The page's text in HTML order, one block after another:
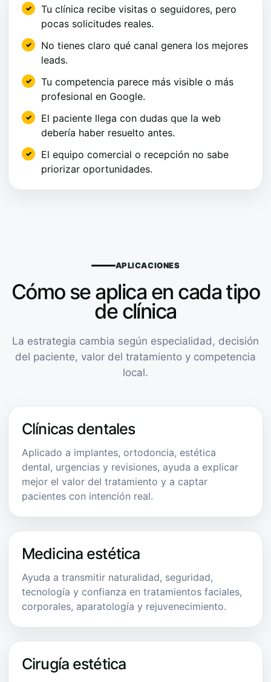
Tu clínica recibe visitas o seguidores, pero
pocas solicitudes reales.
No tienes claro qué canal genera los mejores
leads.
Tu competencia parece más visible o más
profesional en Google.
El paciente llega con dudas que la web
debería haber resuelto antes.
El equipo comercial o recepción no sabe
priorizar oportunidades.
APLICACIONES
Cómo se aplica en cada tipo
de clínica
La estrategia cambia según especialidad, decisión
del paciente, valor del tratamiento y competencia
local.
Clínicas dentales
Aplicado a implantes, ortodoncia, estética
dental, urgencias y revisiones, ayuda a explicar
mejor el valor del tratamiento y a captar
pacientes con intención real.
Medicina estética
Ayuda a transmitir naturalidad, seguridad,
tecnología y confianza en tratamientos faciales,
corporales, aparatología y rejuvenecimiento.
Cirugía estética